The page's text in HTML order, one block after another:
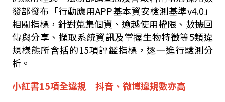
發部發布「行動應用APP基本資安檢測基準v4.0 」
相關指標，針對蒐集個資、逾越使用權限、數據回
傳與分享、擷取系統資訊及掌握生物特徵等5類違
規樣態所含括的15項評鑑指標，逐一進行驗測分
析。
小紅書15項全違規 抖音、微博違規數亦高